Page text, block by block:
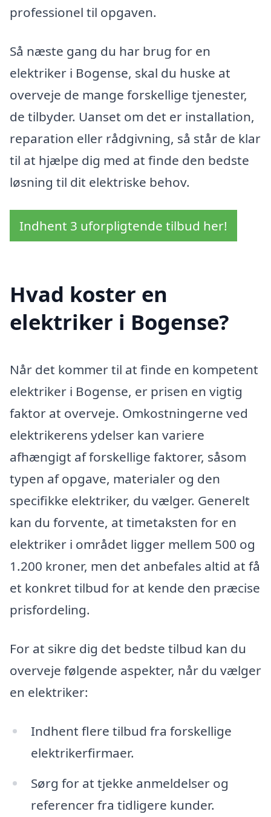
professionel til opgaven.
Så næste gang du har brug for en
elektriker i Bogense, skal du huske at
overveje de mange forskellige tjenester,
de tilbyder. Uanset om det er installation,
reparation eller rådgivning, så står de klar
til at hjælpe dig med at finde den bedste
løsning til dit elektriske behov.
Indhent 3 uforpligtende tilbud her!
Hvad koster en
elektriker i Bogense?
Når det kommer til at finde en kompetent
elektriker i Bogense, er prisen en vigtig
faktor at overveje. Omkostningerne ved
elektrikerens ydelser kan variere
afhængigt af forskellige faktorer, såsom
typen af opgave, materialer og den
specifikke elektriker, du vælger. Generelt
kan du forvente, at timetaksten for en
elektriker i området ligger mellem 500 og
1.200 kroner, men det anbefales altid at få
et konkret tilbud for at kende den præcise
prisfordeling.
For at sikre dig det bedste tilbud kan du
overveje følgende aspekter, når du vælger
en elektriker:
Indhent flere tilbud fra forskellige
elektrikerfirmaer.
Sørg for at tjekke anmeldelser og
referencer fra tidligere kunder.